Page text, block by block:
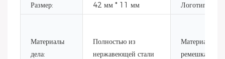
Размер: 42 мм * 11 мм Логотип:
Материалы
дела:
Полностью из
нержавеющей стали
Материал
ремешка: